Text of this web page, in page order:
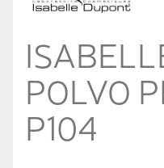
POLVO
P104